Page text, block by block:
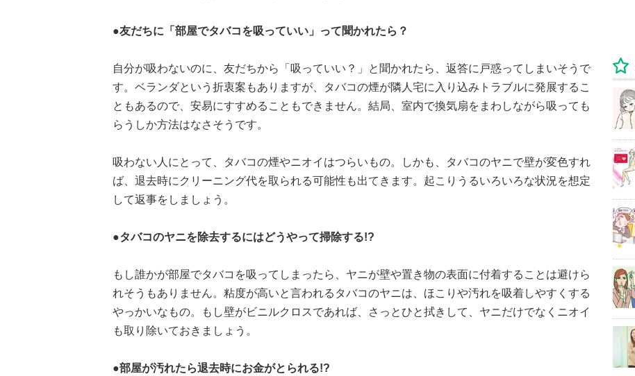
●友だちに「部屋でタバコを吸っていい」って聞かれたら？
自分が吸わないのに、友だちから「吸っていい？」と聞かれたら、返答に戸惑ってしまいそうで
す。ベランダという折衷案もありますが、タバコの煙が隣人宅に入り込みトラブルに発展するこ
ともあるので、安易にすすめることもできません。結局、室内で換気扇をまわしながら吸っても
らうしか方法はなさそうです。
吸わない人にとって、タバコの煙やニオイはつらいもの。しかも、タバコのヤニで壁が変色すれ
ば、退去時にクリーニング代を取られる可能性も出てきます。起こりうるいろいろな状況を想定
して返事をしましょう。
●タバコのヤニを除去するにはどうやって掃除する!?
もし誰かが部屋でタバコを吸ってしまったら、ヤニが壁や置き物の表面に付着することは避けら
れそうもありません。粘度が高いと言われるタバコのヤニは、ほこりや汚れを吸着しやすくする
やっかいなもの。もし壁がビニルクロスであれば、さっとひと拭きして、ヤニだけでなくニオイ
も取り除いておきましょう。
●部屋が汚れたら退去時にお金がとられる!?